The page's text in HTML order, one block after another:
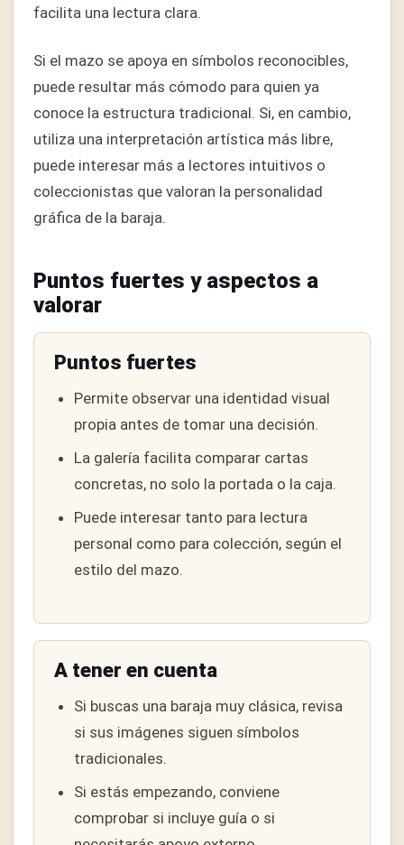
facilita una lectura clara.
Si el mazo se apoya en símbolos reconocibles,
puede resultar más cómodo para quien ya
conoce la estructura tradicional. Si, en cambio,
utiliza una interpretación artística más libre,
puede interesar más a lectores intuitivos o
coleccionistas que valoran la personalidad
gráfica de la baraja.
Puntos fuertes y aspectos a
valorar
Puntos fuertes
Permite observar una identidad visual
propia antes de tomar una decisión.
La galería facilita comparar cartas
concretas, no solo la portada o la caja.
Puede interesar tanto para lectura
personal como para colección, según el
estilo del mazo.
A tener en cuenta
Si buscas una baraja muy clásica, revisa
si sus imágenes siguen símbolos
tradicionales.
Si estás empezando, conviene
comprobar si incluye guía o si